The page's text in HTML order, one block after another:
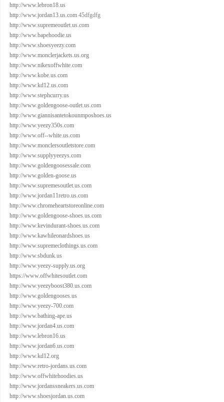
http://www.lebron18.us
http://www.jordan13.us.com45dfgdfg
http://www.supremeoutlet.us.com
http://www.bapehoodie.us
http://www.shoesyeezy.com
http://www.monclerjackets.us.org
http://www.nikexoffwhite.com
http://www.kobe.us.com
http://www.kd12.us.com
http://www.stephcurry.us
http://www.goldengoose-outlet.us.com
http://www.giannisantetokounmposhoes.us
http://www.yeezy350s.com
http://www.off--white.us.com
http://www.monclersoutletstore.com
http://www.supplyyeezys.com
http://www.goldengoosessale.com
http://www.golden-goose.us
http://www.supremesoutlet.us.com
http://www.jordan11retro.us.com
http://www.chromeheartstoreonline.com
http://www.goldengoose-shoes.us.com
http://www.kevindurant-shoes.us.com
http://www.kawhileonardshoes.us
http://www.supremeclothings.us.com
http://www.sbdunk.us
http://www.yeezy-supply.us.org
https://www.offwhitesoutlet.com
http://www.yeezyboost380.us.com
http://www.goldengooses.us
http://www.yeezy-700.com
http://www.bathing-ape.us
http://www.jordan4.us.com
http://www.lebron16.us
http://www.jordan6.us.com
http://www.kd12.org
http://www.retro-jordans.us.com
http://www.offwhitehoodies.us
http://www.jordanssneakers.us.com
http://www.shoesjordan.us.com